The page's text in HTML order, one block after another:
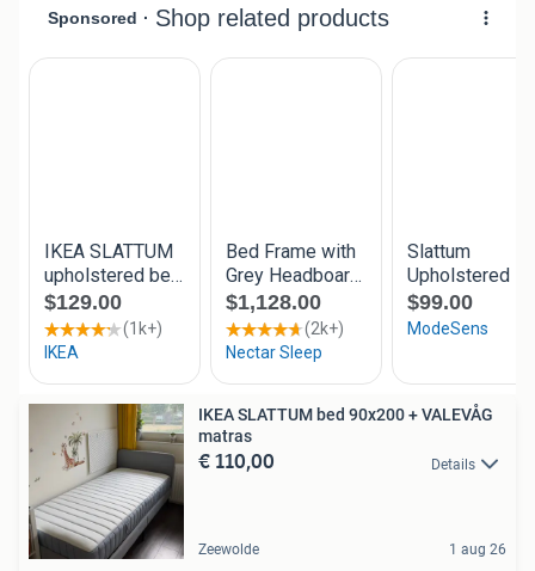
IKEA SLATTUM bed 90x200 + VALEVÅG
matras
€ 110,00 Details
Zeewolde 1 aug 26